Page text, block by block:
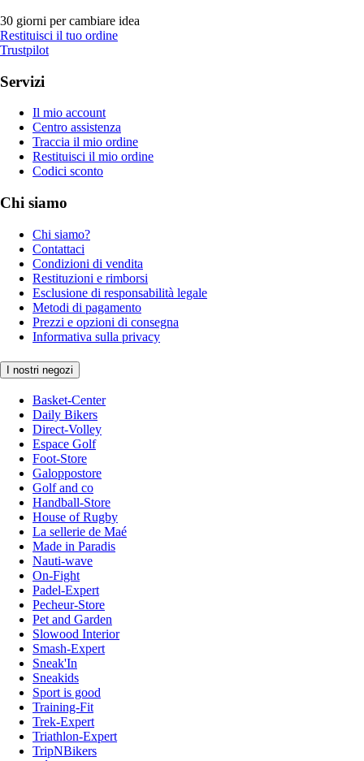
30 giorni per cambiare idea
Restituisci il tuo ordine
Trustpilot
Servizi
Il mio account
Centro assistenza
Traccia il mio ordine
Restituisci il mio ordine
Codici sconto
Chi siamo
Chi siamo?
Contattaci
Condizioni di vendita
Restituzioni e rimborsi
Esclusione di responsabilità legale
Metodi di pagamento
Prezzi e opzioni di consegna
Informativa sulla privacy
I nostri negozi
Basket-Center
Daily Bikers
Direct-Volley
Espace Golf
Foot-Store
Galoppostore
Golf and co
Handball-Store
House of Rugby
La sellerie de Maé
Made in Paradis
Nauti-wave
On-Fight
Padel-Expert
Pecheur-Store
Pet and Garden
Slowood Interior
Smash-Expert
Sneak'In
Sneakids
Sport is good
Training-Fit
Trek-Expert
Triathlon-Expert
TripNBikers